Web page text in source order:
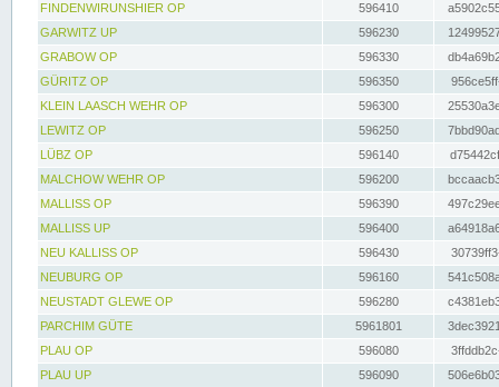
FINDENWIRUNSHIER OP
596410
GARWITZ UP
596230
GRABOW OP
596330
GÜRITZ OP
596350
KLEIN LAASCH WEHR OP
596300
LEWITZ OP
596250
LÜBZ OP
596140
MALCHOW WEHR OP
596200
MALLISS OP
596390
MALLISS UP
596400
NEU KALLISS OP
596430
NEUBURG OP
596160
NEUSTADT GLEWE OP
596280
PARCHIM GÜTE
5961801
PLAU OP
596080
PLAU UP
596090